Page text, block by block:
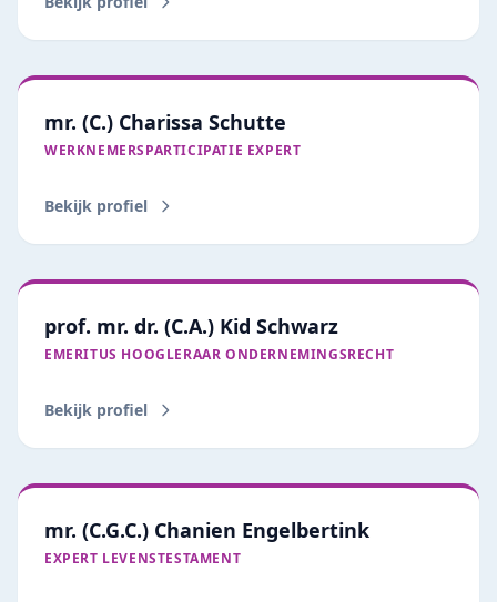
mr. (C.) Charissa Schutte
WERKNEMERSPARTICIPATIE EXPERT
Bekijk profiel
prof. mr. dr. (C.A.) Kid Schwarz
EMERITUS HOOGLERAAR ONDERNEMINGSRECHT
Bekijk profiel
mr. (C.G.C.) Chanien Engelbertink
EXPERT LEVENSTESTAMENT